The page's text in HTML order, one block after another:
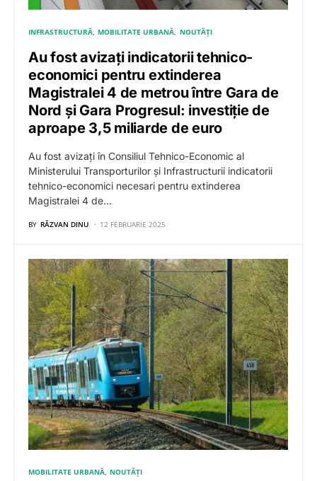
INFRASTRUCTURĂ MOBILITATE URBANĂ NOUTĂȚI
Au fost avizați indicatorii tehnico-
economici pentru extinderea
Magistralei 4 de metrou între Gara de
Nord și Gara Progresul: investiție de
aproape 3,5 miliarde de euro
Au fost avizați în Consiliul Tehnico-Economic al
Ministerului Transporturilor și Infrastructurii indicatorii
tehnico-economici necesari pentru extinderea
Magistralei 4 de…
BY RĂZVAN DINU 12 FEBRUARIE 2025
MOBILITATE URBANĂ NOUTĂȚI